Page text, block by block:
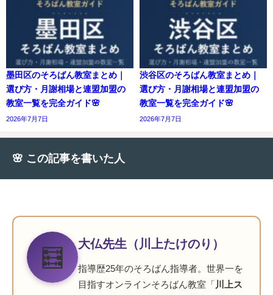
墨田区のそろばん教室まとめ｜
選び方・月謝相場と連盟加盟の
教室一覧を完全ガイド🌸
2026年7月7日
渋谷区のそろばん教室まとめ｜
選び方・月謝相場と連盟加盟の
教室一覧を完全ガイド🌸
2026年7月7日
🌸 この記事を書いた人
🧮
大仏先生（川上たけのり）
指導歴25年のそろばん指導者。世界一を
目指すオンラインそろばん教室「 川上ス